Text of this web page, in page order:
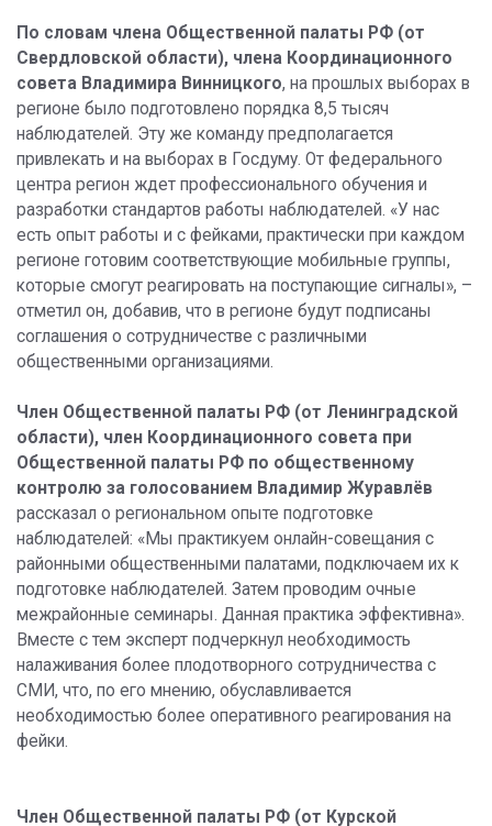
По словам члена Общественной палаты РФ (от
Свердловской области), члена Координационного
совета Владимира Винницкого, на прошлых выборах в
регионе было подготовлено порядка 8,5 тысяч
наблюдателей. Эту же команду предполагается
привлекать и на выборах в Госдуму. От федерального
центра регион ждет профессионального обучения и
разработки стандартов работы наблюдателей. «У нас
есть опыт работы и с фейками, практически при каждом
регионе готовим соответствующие мобильные группы,
которые смогут реагировать на поступающие сигналы», –
отметил он, добавив, что в регионе будут подписаны
соглашения о сотрудничестве с различными
общественными организациями.
Член Общественной палаты РФ (от Ленинградской
области), член Координационного совета при
Общественной палаты РФ по общественному
контролю за голосованием Владимир Журавлёв
рассказал о региональном опыте подготовке
наблюдателей: «Мы практикуем онлайн-совещания с
районными общественными палатами, подключаем их к
подготовке наблюдателей. Затем проводим очные
межрайонные семинары. Данная практика эффективна».
Вместе с тем эксперт подчеркнул необходимость
налаживания более плодотворного сотрудничества с
СМИ, что, по его мнению, обуславливается
необходимостью более оперативного реагирования на
фейки.
Член Общественной палаты РФ (от Курской